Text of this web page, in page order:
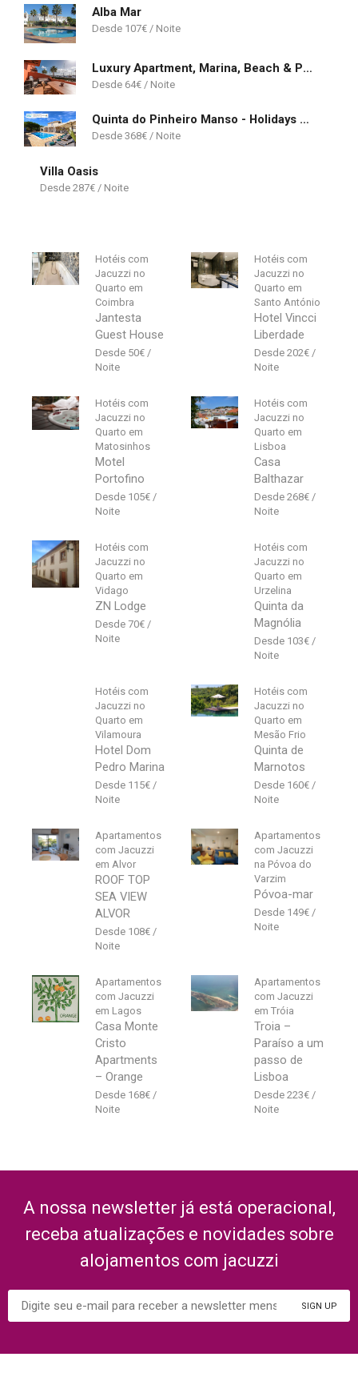
Alba Mar
107€
Luxury Apartment, Marina, Beach & Pool
64€
Quinta do Pinheiro Manso - Holidays Villa - Marinha Beach
368€
Villa Oasis
287€
Hotéis com
Jacuzzi no
Quarto em
Coimbra
Jantesta
Guest House
50€
Hotéis com
Jacuzzi no
Quarto em
Santo António
Hotel Vincci
Liberdade
202€
Hotéis com
Jacuzzi no
Quarto em
Matosinhos
Motel
Portofino
105€
Hotéis com
Jacuzzi no
Quarto em
Lisboa
Casa
Balthazar
268€
Hotéis com
Jacuzzi no
Quarto em
Vidago
ZN Lodge
70€
Hotéis com
Jacuzzi no
Quarto em
Urzelina
Quinta da
Magnólia
103€
Hotéis com
Jacuzzi no
Quarto em
Vilamoura
Hotel Dom
Pedro Marina
115€
Hotéis com
Jacuzzi no
Quarto em
Mesão Frio
Quinta de
Marnotos
160€
Apartamentos
com Jacuzzi
em Alvor
ROOF TOP
SEA VIEW
ALVOR
108€
Apartamentos
com Jacuzzi
na Póvoa do
Varzim
Póvoa-mar
149€
Apartamentos
com Jacuzzi
em Lagos
Casa Monte
Cristo
Apartments
– Orange
168€
Apartamentos
com Jacuzzi
em Tróia
Troia –
Paraíso a um
passo de
Lisboa
223€
A nossa newsletter já está operacional,
receba atualizações e novidades sobre
alojamentos com jacuzzi